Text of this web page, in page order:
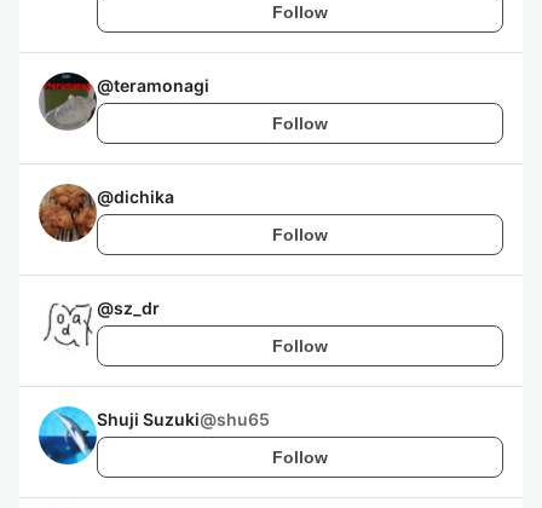
Follow
@teramonagi
Follow
@dichika
Follow
@sz_dr
Follow
Shuji Suzuki@shu65
Follow